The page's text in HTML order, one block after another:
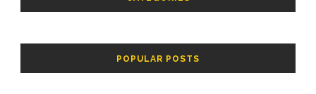
POPULAR POSTS